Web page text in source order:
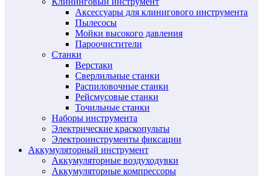
Аксессуары для клинигового инструмента
Пылесосы
Мойки высокого давления
Пароочистители
Станки
Верстаки
Сверлильные станки
Распиловочные станки
Рейсмусовые станки
Точильные станки
Наборы инструмента
Электрические краскопульты
Электроинструменты фиксации
Аккумуляторный инструмент
Аккумуляторные воздуходувки
Аккумуляторные компрессоры